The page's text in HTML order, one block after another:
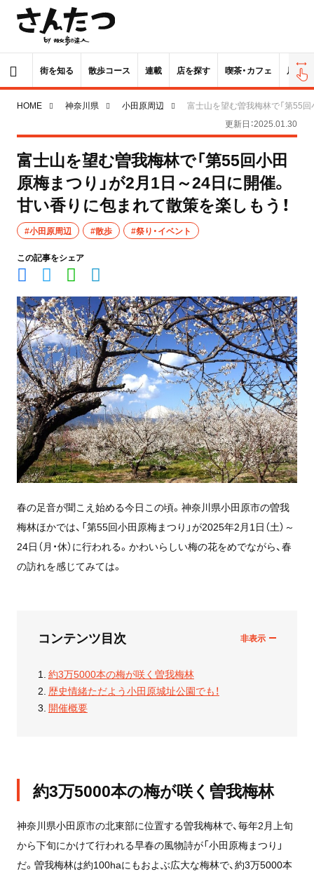
街を知る 散歩コース 連載 店を探す 喫茶・カフェ 居酒屋
HOME 神奈川県 小田原周辺
富士山を望む曽我梅林で「第55
更新日：2025.01.30
富士山を望む曽我梅林で「第55回小田
原梅まつり」が2月1日～24日に開催。
甘い香りに包まれて散策を楽しもう！
#小田原周辺 #散歩 #祭り・イベント
この記事をシェア
春の足音が聞こえ始める今日この頃。神奈川県小田原市の曽我
梅林ほかでは、「第55回小田原梅まつり」が2025年2月1日（土）～
24日（月・休）に行われる。かわいらしい梅の花をめでながら、春
の訪れを感じてみては。
コンテンツ目次
約3万5000本の梅が咲く曽我梅林
歴史情緒ただよう小田原城址公園でも！
開催概要
約3万5000本の梅が咲く曽我梅林
神奈川県小田原市の北東部に位置する曽我梅林で、毎年2月上旬
から下旬にかけて行われる早春の風物詩が「小田原梅まつり」
だ。曽我梅林は約100haにもおよぶ広大な梅林で、約3万5000本